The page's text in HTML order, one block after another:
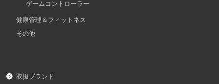
ゲームコントローラー
健康管理＆フィットネス
その他
取扱ブランド